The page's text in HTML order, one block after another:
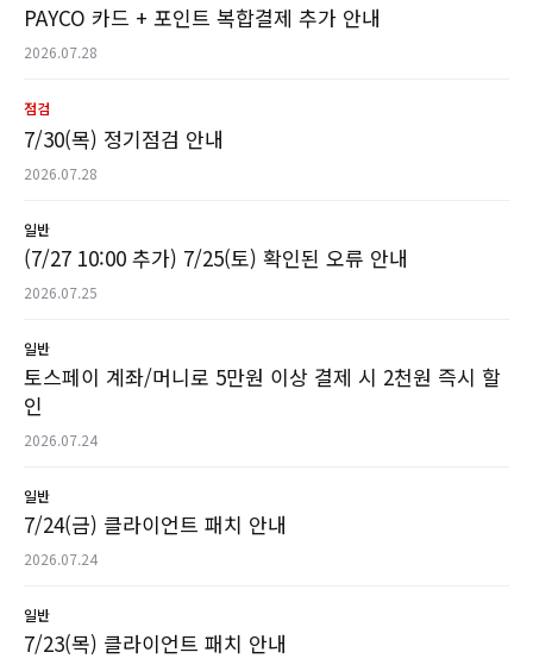
PAYCO 카드 + 포인트 복합결제 추가 안내
2026.07.28
점검
7/30(목) 정기점검 안내
2026.07.28
일반
(7/27 10:00 추가) 7/25(토) 확인된 오류 안내
2026.07.25
일반
토스페이 계좌/머니로 5만원 이상 결제 시 2천원 즉시 할
인
2026.07.24
일반
7/24(금) 클라이언트 패치 안내
2026.07.24
일반
7/23(목) 클라이언트 패치 안내